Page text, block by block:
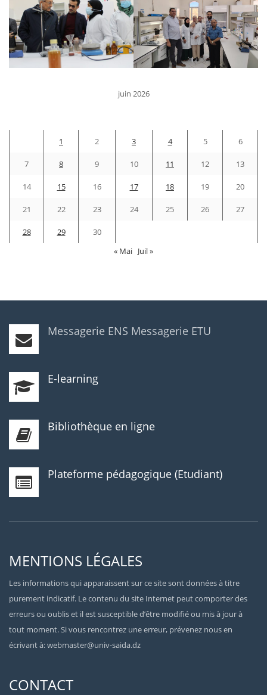
juin 2026
1 2 3 4 5 6
7 8 9 10 11 12 13
14 15 16 17 18 19 20
21 22 23 24 25 26 27
28 29
30
« Mai Juil »
Messagerie ENS Messagerie ETU
E-learning
Bibliothèque en ligne
Plateforme pédagogique (Etudiant)
MENTIONS LÉGALES
Les informations qui apparaissent sur ce site sont données à titre
purement indicatif. Le contenu du site Internet peut comporter des
erreurs ou oublis et il est susceptible d’être modifié ou mis à jour à
tout moment. Si vous rencontrez une erreur, prévenez nous en
écrivant à: webmaster@univ-saida.dz
CONTACT